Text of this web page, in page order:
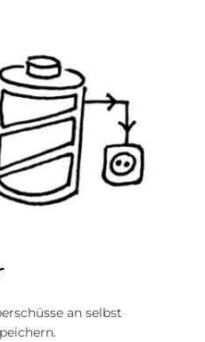
an selbst